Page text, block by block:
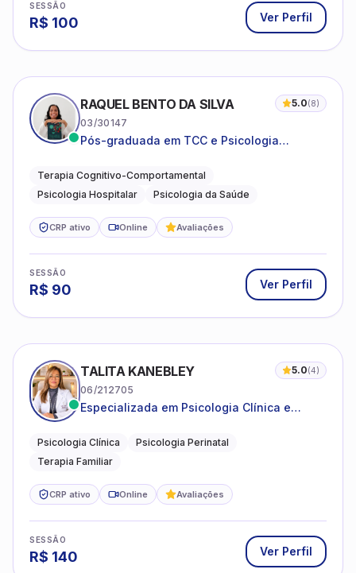
SESSÃO
R$ 100 Ver Perfil
RAQUEL BENTO DA SILVA 5.0(8)
03/30147
Pós-graduada em TCC e Psicologia
Terapia Cognitivo-Comportamental
Psicologia Hospitalar
Psicologia da Saúde
CRP ativo Online Avaliações
SESSÃO
R$ 90 Ver Perfil
TALITA KANEBLEY 5.0(4)
06/212705
Especializada em Psicologia Clínica e
famílias
Psicologia Clínica
Psicologia Perinatal
Terapia Familiar
CRP ativo Online Avaliações
SESSÃO
R$ 140 Ver Perfil